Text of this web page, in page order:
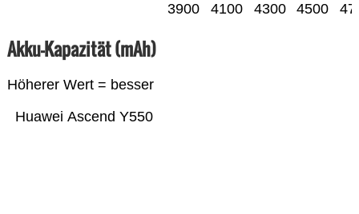
3900 4100 4300 4500
Akku-Kapazität (mAh)
Höherer Wert = besser
Huawei Ascend Y550